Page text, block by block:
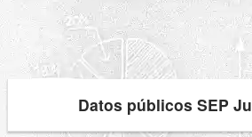
Datos públicos SEP